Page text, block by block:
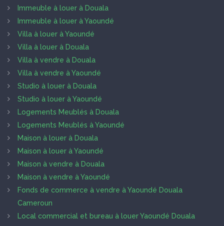
Immeuble à louer à Douala
Immeuble à louer à Yaoundé
Villa à louer à Yaoundé
Villa à louer à Douala
Villa à vendre à Douala
Villa à vendre à Yaoundé
Studio à louer à Douala
Studio à louer à Yaoundé
Logements Meublés à Douala
Logements Meublés à Yaoundé
Maison à louer à Douala
Maison à louer à Yaoundé
Maison à vendre à Douala
Maison à vendre à Yaoundé
Fonds de commerce à vendre à Yaoundé Douala
Cameroun
Local commercial et bureau à louer Yaoundé Douala